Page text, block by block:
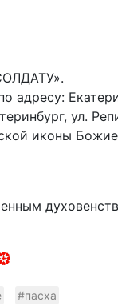
ул.
иконы
#пасха